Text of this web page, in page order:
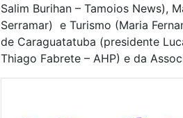
Salim Burihan – Tamoios News),
Serramar) e Turismo (Maria
de Caraguatatuba (presidente
Thiago Fabrete – AHP) e da